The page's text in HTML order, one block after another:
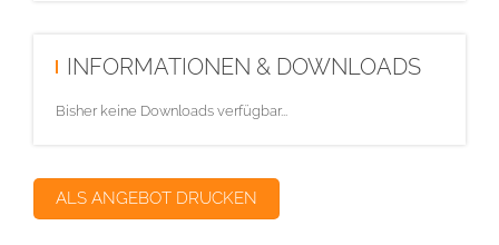
INFORMATIONEN & DOWNLOADS
Bisher keine Downloads verfügbar...
ALS ANGEBOT DRUCKEN